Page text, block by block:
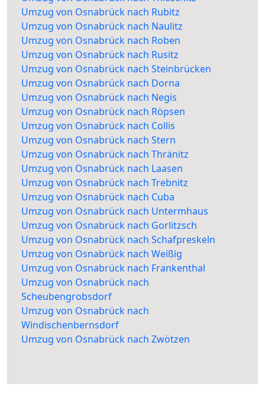
Umzug von Osnabrück nach Rubitz
Umzug von Osnabrück nach Naulitz
Umzug von Osnabrück nach Roben
Umzug von Osnabrück nach Rusitz
Umzug von Osnabrück nach Steinbrücken
Umzug von Osnabrück nach Dorna
Umzug von Osnabrück nach Negis
Umzug von Osnabrück nach Röpsen
Umzug von Osnabrück nach Collis
Umzug von Osnabrück nach Stern
Umzug von Osnabrück nach Thränitz
Umzug von Osnabrück nach Laasen
Umzug von Osnabrück nach Trebnitz
Umzug von Osnabrück nach Cuba
Umzug von Osnabrück nach Untermhaus
Umzug von Osnabrück nach Gorlitzsch
Umzug von Osnabrück nach Schafpreskeln
Umzug von Osnabrück nach Weißig
Umzug von Osnabrück nach Frankenthal
Umzug von Osnabrück nach
Scheubengrobsdorf
Umzug von Osnabrück nach
Windischenbernsdorf
Umzug von Osnabrück nach Zwötzen